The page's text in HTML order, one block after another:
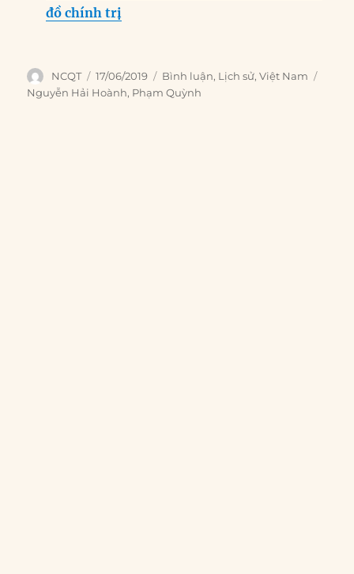
đồ chính trị
Author
NCQT
Posted
on
17/06/2019 Categories
Bình luận, Lịch sử,Việt Nam
Nguyễn Hải Hoành, Phạm Quỳnh